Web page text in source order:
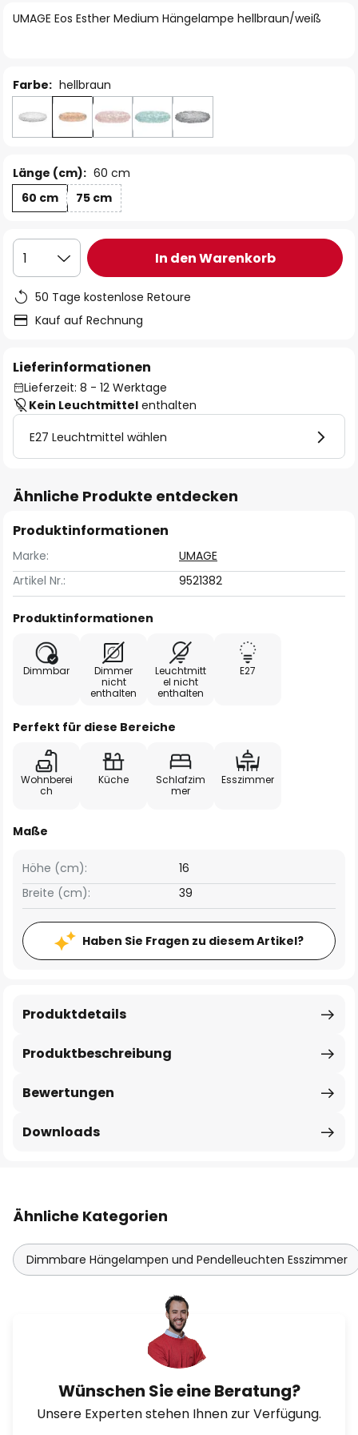
UMAGE Eos Esther Medium Hängelampe hellbraun/weiß
Farbe: hellbraun
Länge (cm): 60 cm
60 cm
75 cm
1 In den Warenkorb
50 Tage kostenlose Retoure
Kauf auf Rechnung
Lieferinformationen
Lieferzeit: 8 - 12 Werktage
Kein Leuchtmittel enthalten
E27 Leuchtmittel wählen
Ähnliche Produkte entdecken
Produktinformationen
Marke:
UMAGE
Artikel Nr.:
9521382
Produktinformationen
Dimmbar
Dimmer
nicht
enthalten
Leuchtmitt
el nicht
enthalten
E27
Perfekt für diese Bereiche
Wohnberei
ch
Küche
Schlafzim
mer
Esszimmer
Maße
Breite (cm): 39
Höhe (cm): 16
Haben Sie Fragen zu diesem Artikel?
Produktbeschreibung
Produktdetails
Bewertungen
Downloads
Ähnliche Kategorien
Dimmbare Hängelampen und Pendelleuchten Esszimmer
Wünschen Sie eine Beratung?
Unsere Experten stehen Ihnen zur Verfügung.